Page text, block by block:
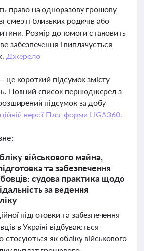
право на одноразову грошову
смерті близьких родичів або
Розмір допомоги становить
забезпечення і виплачується
Джерело
короткий підсумок змісту
Повний список першоджерел з
підсумок за добу
версії Платформи LIGA360.
військового майна,
та забезпечення
судова практика щодо
за ведення
підготовки та забезпечення
в Україні відбуваються
стосуються як обліку військового